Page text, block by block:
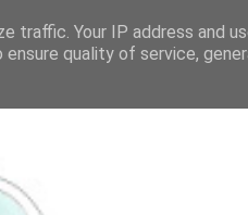
traffic. Your IP address and
quality of service,